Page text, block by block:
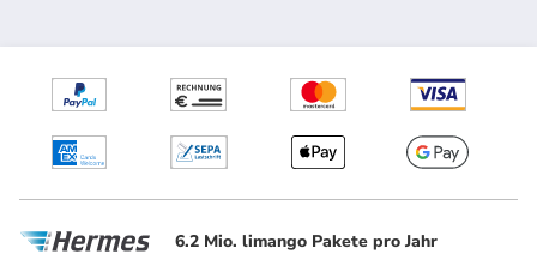
6.2 Mio. limango Pakete pro Jahr